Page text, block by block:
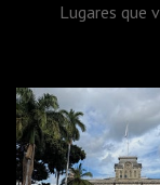
Lugares que